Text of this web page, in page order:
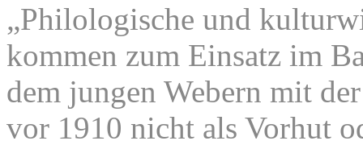
„Philologische und
kommen zum Einsatz im
dem jungen Webern mit
vor 1910 nicht als Vorhut